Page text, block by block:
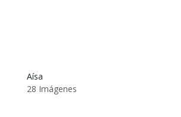
Aísa
28 Imágenes